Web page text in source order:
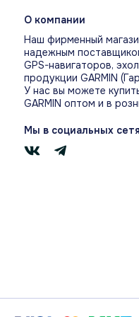
стадии, пульс, стресс,
понять
О компании
Наш фирменный
надежным
GPS-навигаторов,
продукции GARMIN
У нас вы можете
GARMIN оптом и в
Мы в социальных